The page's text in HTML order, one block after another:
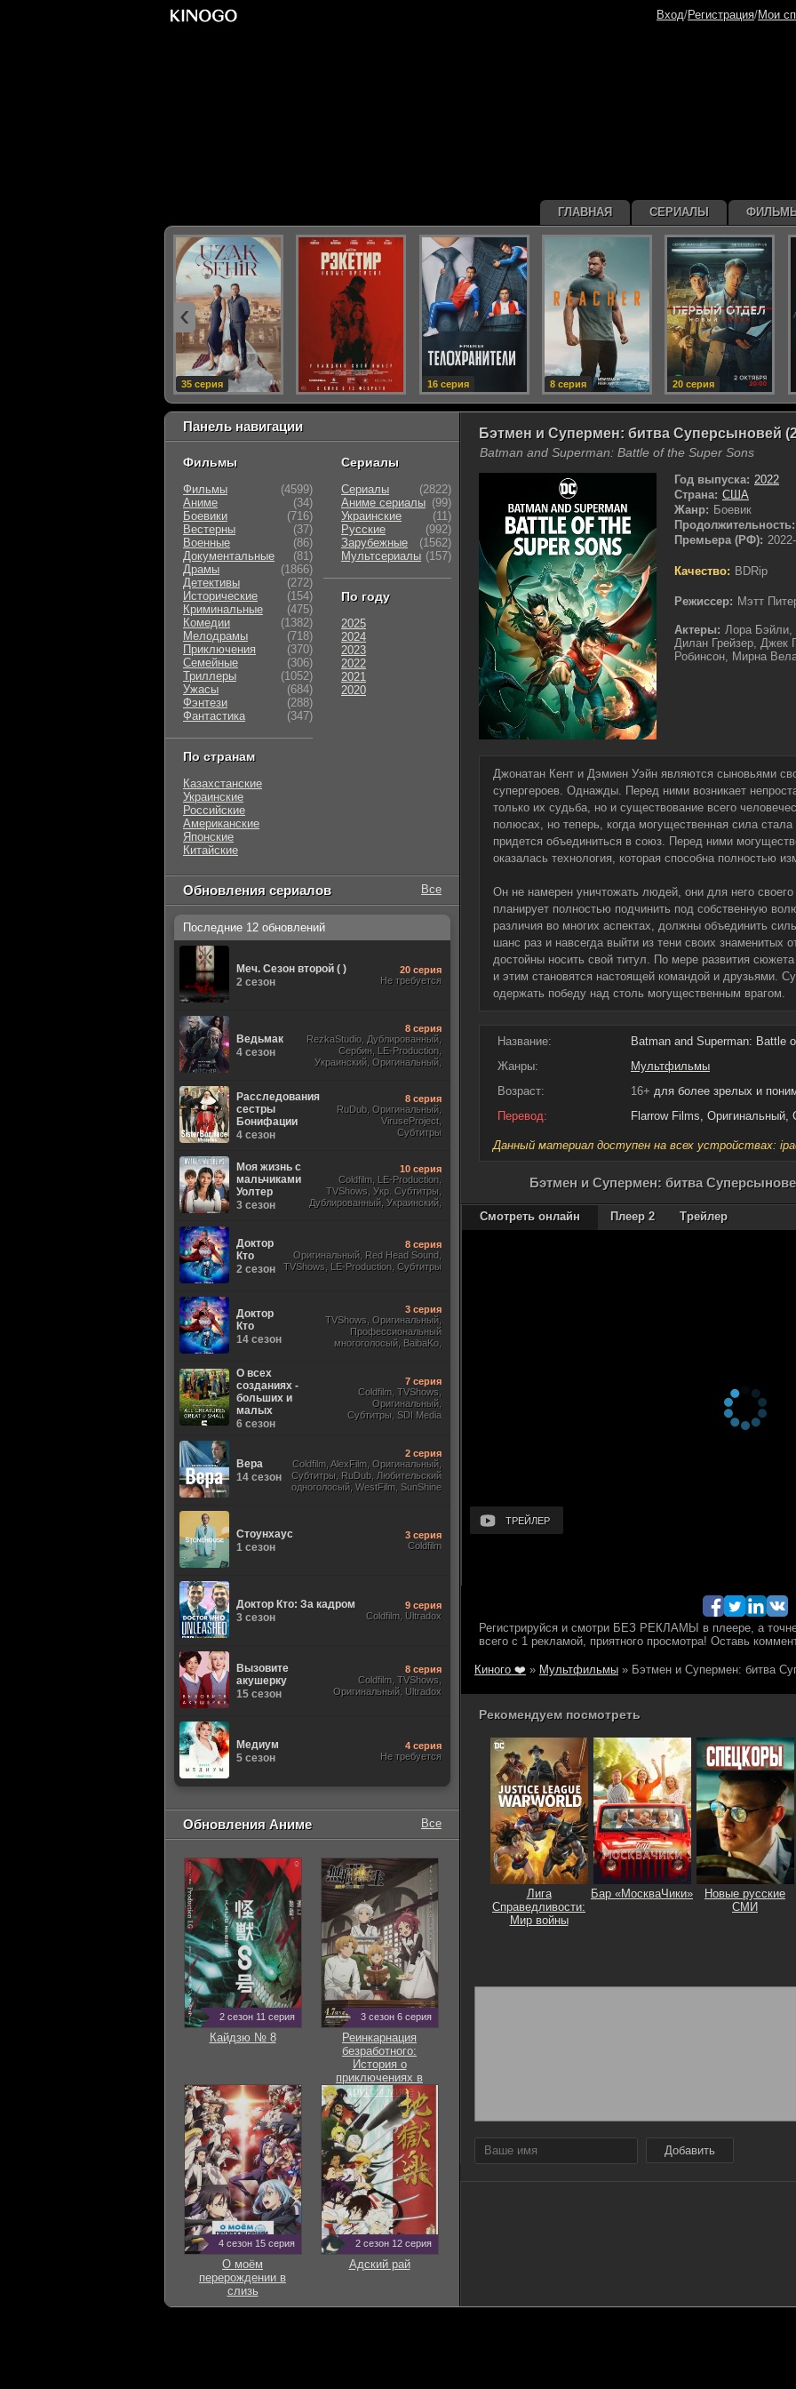
Бэтмен и Супермен: битва Суперсыновей
Batman and Superman: Battle of the Super Sons
Год выпуска: 2022
Страна: США
Жанр: Боевик
Продолжительность:
Премьера (РФ):
Качество: BDRip
Режиссер: Мэтт
Актеры: Лора Бэйли,
Дилан Грейзер, Джек
Робинсон, Мирна
Джонатан Кент и Дэмиен Уэйн являются сыновьями
супергероев. Однажды. Перед ними возникает
только их судьба, но и существование всего
полюсах, но теперь, когда могущественная сила
придется объединиться в союз. Перед ними
оказалась технология, которая способна полностью
Он не намерен уничтожать людей, они для него
планирует полностью подчинить под собственную
различия во многих аспектах, должны объединить
шанс раз и навсегда выйти из тени своих знаменитых
достойны носить свой титул. По мере развития
и этим становятся настоящей командой и друзьями.
одержать победу над столь могущественным врагом.
Название:
Batman and Superman: Battle
Жанры:
Мультфильмы
Возраст:
16+ для более зрелых и
Перевод:
Flarrow Films, Оригинальный,
Данный материал доступен на всех устройствах:
Бэтмен и Супермен: битва
Смотреть онлайн Плеер 2 Трейлер
ТРЕЙЛЕР
Киного ❤️ » Мультфильмы » Бэтмен и Супермен: битва
Рекомендуем посмотреть
Лига
Справедливости:
Мир войны
Бар «МоскваЧики»
Новые русские
СМИ
Добавить
Панель навигации
Фильмы
Фильмы
(4599)
Аниме
(34)
Боевики
(716)
Вестерны
(37)
Военные
(86)
Документальные
(81)
Драмы
(1866)
Детективы
(272)
Исторические
(154)
Криминальные
(475)
Комедии
(1382)
Мелодрамы
(718)
Приключения
(370)
Семейные
(306)
Триллеры
(1052)
Ужасы
(684)
Фэнтези
(288)
Фантастика
(347)
По странам
Казахстанские
Украинские
Российские
Американские
Японские
Китайские
Сериалы
Сериалы
(2822)
Аниме сериалы (99)
Украинские
(11)
Русские
(992)
Зарубежные
(1562)
Мультсериалы (157)
По году
2025
2024
2023
2022
2021
2020
Обновления сериалов Все
Последние 12 обновлений
Меч. Сезон второй ( )
2 сезон
20 серия
Не требуется
Ведьмак
4 сезон
8 серия
RezkaStudio, Дублированный,
Сербин, LE-Production,
Украинский, Оригинальный,
Расследования
сестры
Бонифации
4 сезон
8 серия
RuDub, Оригинальный,
ViruseProject,
Субтитры
Моя жизнь с
мальчиками
Уолтер
3 сезон
10 серия
Coldfilm, LE-Production,
TVShows, Укр. Субтитры,
Дублированный, Украинский,
Доктор
Кто
2 сезон
8 серия
Оригинальный, Red Head Sound,
TVShows, LE-Production, Субтитры
Доктор
Кто
14 сезон
3 серия
TVShows, Оригинальный,
Профессиональный
многоголосый, BaibaKo,
О всех
созданиях -
больших и
малых
6 сезон
7 серия
Coldfilm, TVShows,
Оригинальный,
Субтитры, SDI Media
Вера
14 сезон
2 серия
Coldfilm, AlexFilm, Оригинальный,
Субтитры, RuDub, Любительский
одноголосый, WestFilm, SunShine
Стоунхаус
1 сезон
3 серия
Coldfilm
Доктор Кто: За кадром
3 сезон
9 серия
Coldfilm, Ultradox
Вызовите
акушерку
15 сезон
8 серия
Coldfilm, TVShows,
Оригинальный, Ultradox
Медиум
5 сезон
4 серия
Не требуется
Обновления Аниме Все
2 сезон 11 серия
Кайдзю № 8
3 сезон 6 серия
Реинкарнация
безработного:
История о
приключениях в
другом мире
4 сезон 15 серия
О моём
перерождении в
слизь
2 сезон 12 серия
Адский рай
ГЛАВНАЯ СЕРИАЛЫ
35 серия 16 серия 8 серия 20 серия
‹
Вход/Регистрация/Мои